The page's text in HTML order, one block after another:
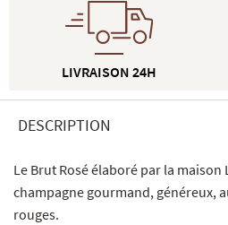
LIVRAISON 24H
DESCRIPTION
Le Brut Rosé élaboré par la maison
champagne gourmand, généreux,
rouges.